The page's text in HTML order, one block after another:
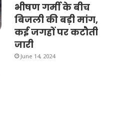
भीषण गर्मी के बीच
बिजली की बड़ी मांग,
कई जगहों पर कटौती
जारी
June 14, 2024